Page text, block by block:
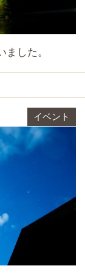
した。
イベント